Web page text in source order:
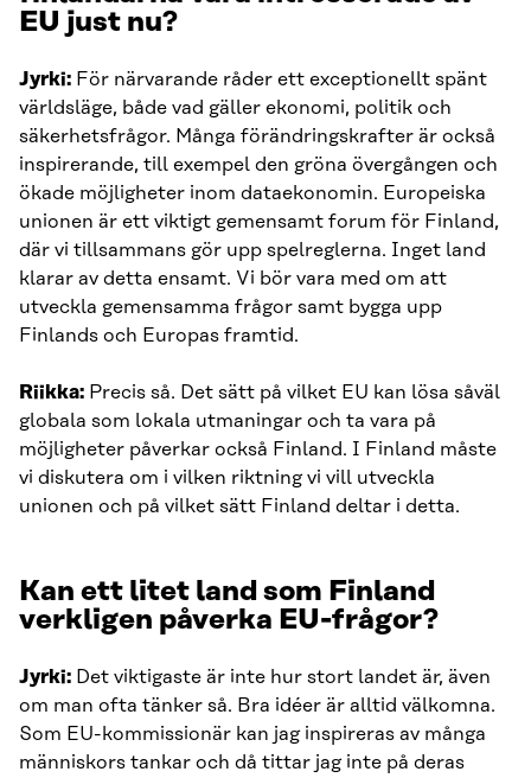
EU just nu?
Jyrki: För närvarande råder ett exceptionellt spänt
världsläge, både vad gäller ekonomi, politik och
säkerhetsfrågor. Många förändringskrafter är också
inspirerande, till exempel den gröna övergången och
ökade möjligheter inom dataekonomin. Europeiska
unionen är ett viktigt gemensamt forum för Finland,
där vi tillsammans gör upp spelreglerna. Inget land
klarar av detta ensamt. Vi bör vara med om att
utveckla gemensamma frågor samt bygga upp
Finlands och Europas framtid.
Riikka: Precis så. Det sätt på vilket EU kan lösa såväl
globala som lokala utmaningar och ta vara på
möjligheter påverkar också Finland. I Finland måste
vi diskutera om i vilken riktning vi vill utveckla
unionen och på vilket sätt Finland deltar i detta.
Kan ett litet land som Finland
verkligen påverka EU-frågor?
Jyrki: Det viktigaste är inte hur stort landet är, även
om man ofta tänker så. Bra idéer är alltid välkomna.
Som EU-kommissionär kan jag inspireras av många
människors tankar och då tittar jag inte på deras